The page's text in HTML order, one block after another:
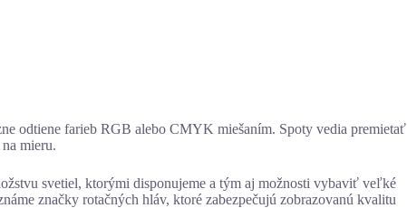
odtiene farieb RGB alebo CMYK miešaním. Spoty vedia premietať
mieru.
svetiel, ktorými disponujeme a tým aj možnosti vybaviť veľké
značky rotačných hláv, ktoré zabezpečujú zobrazovanú kvalitu